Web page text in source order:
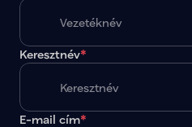
Keresztnév*
E-mail cím*